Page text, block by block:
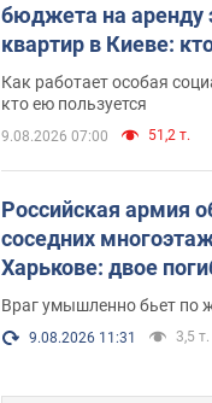
бюджета на аренду
квартир в Киеве:
парламентариев
и где поселился
Как работает особая
кто ею пользуется
9.08.2026 07:00 51,2 т.
Российская армия
соседних
Харькове: двое
пострадавших
Враг умышленно бьет
9.08.2026 11:31 3,5 т.